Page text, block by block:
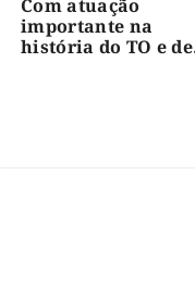
Com atuação
importante na
história do TO e de